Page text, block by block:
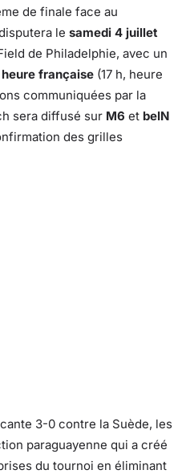
de finale face au
le samedi 4 juillet
de Philadelphie, avec un
française (17 h, heure
communiquées par la
sera diffusé sur M6 et beIN
des grilles
3-0 contre la Suède, les
paraguayenne qui a créé
du tournoi en éliminant